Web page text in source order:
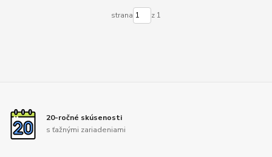
strana z 1
20-ročné skúsenosti
s ťažnými zariadeniami